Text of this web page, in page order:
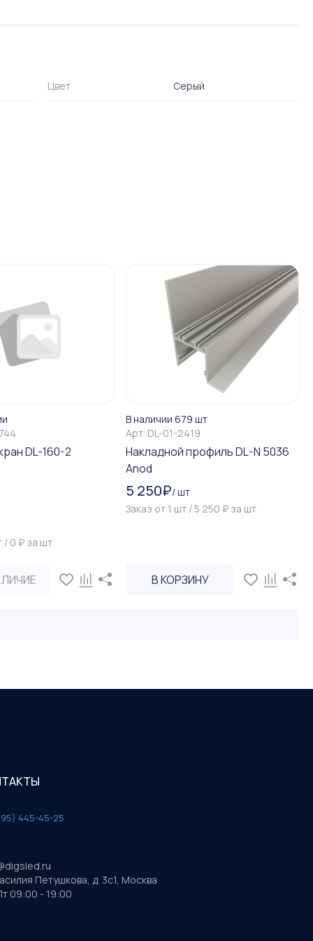
Цвет Серый
DL-160-2
/ 0 ₽ за шт
В наличии 679 шт
Арт. DL-01-2419
Накладной профиль DL-N 5036
Anod
5 250₽/шт
Заказ от 1 шт /5 250 ₽ за шт
В КОРЗИНУ
445-45-25
Петушкова, д. 3с1, Москва
09:00 - 19:00